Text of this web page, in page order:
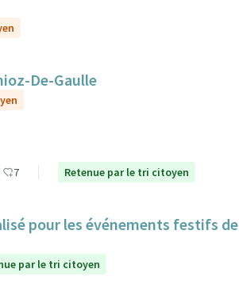
De-Gaulle
7 Retenue par le tri citoyen
pour les événements festifs de
par le tri citoyen